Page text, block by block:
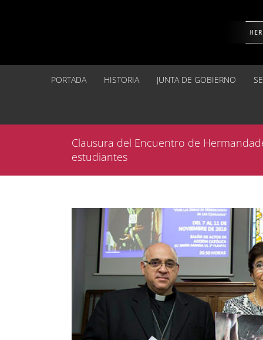
PORTADA HISTORIA JUNTA DE GOBIERNO
Clausura del Encuentro de
estudiantes
grande